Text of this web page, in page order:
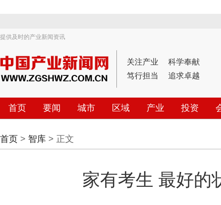
提供及时的产业新闻资讯
关注产业
科学奉献
笃行担当
追求卓越
首页 要闻 城市 区域 产业 投资
首页 > 智库 > 正文
家有考生 最好的